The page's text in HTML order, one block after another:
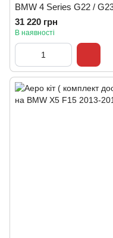
BMW 4 Series G22 /
31 220 грн
В наявності